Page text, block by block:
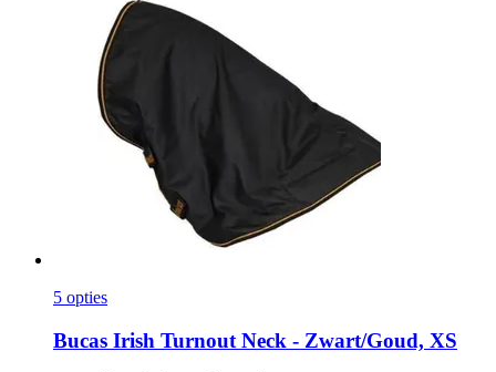
5 opties
Bucas Irish Turnout Neck -​ Zwart/Goud, XS